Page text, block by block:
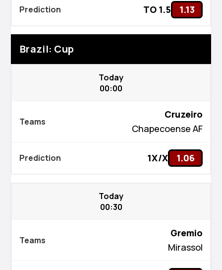
TO 1.5 1.13
Brazil: Cup
Today
00:00
Cruzeiro
Chapecoense AF
1X/X 1.06
Today
00:30
Gremio
Mirassol